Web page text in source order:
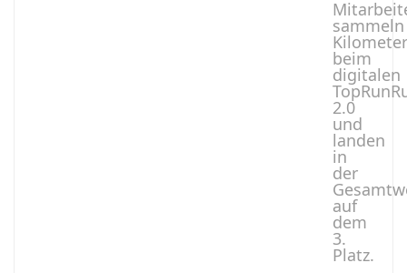
sammeln
Kilometer
beim
digitalen
2.0
und
landen
in
der
auf
dem
3.
Platz.